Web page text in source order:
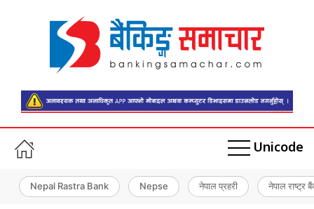
Unicode
Nepal Rastra Bank Nepse नेपाल प्रहरी नेपाल राष्ट्र